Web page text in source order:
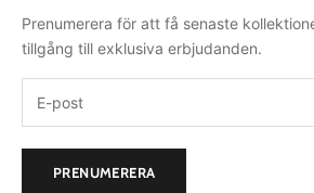
Prenumerera för att få senaste
tillgång till exklusiva erbjudanden.
PRENUMERERA